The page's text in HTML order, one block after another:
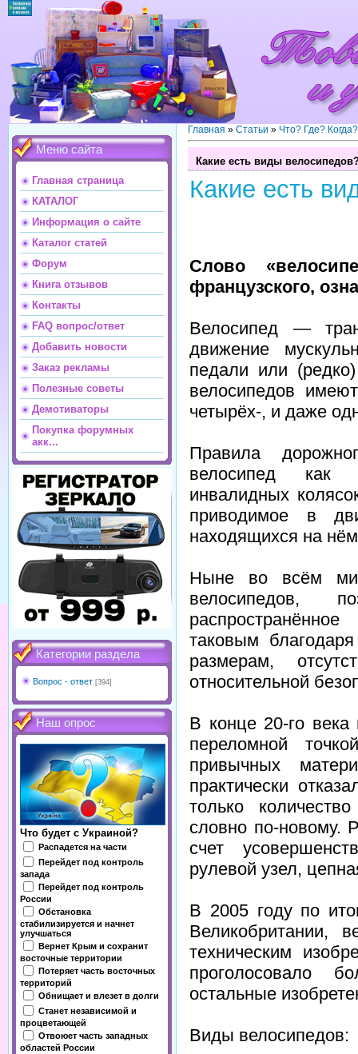
Меню сайта
Главная страница
КАТАЛОГ
Информация о сайте
Каталог статей
Форум
Книга отзывов
Контакты
FAQ вопрос/ответ
Добавить новости
Заказ рекламы
Полезные советы
Демотиваторы
Покупка форумных
акк...
Категории раздела
Вопрос - ответ [394]
Наш опрос
Что будет с Украиной?
Распадется на части
Перейдет под контроль
запада
Перейдет под контроль
России
Обстановка
стабилизируется и начнет
улучшаться
Вернет Крым и сохранит
восточные территории
Потеряет часть восточных
территорий
Обнищает и влезет в долги
Станет независимой и
процветающей
Отвоюет часть западных
областей России
Главная » Статьи » Что? Где?
Какие есть виды
Какие есть
Слово
французского,
Велосипед —
движение
педали или
велосипедов
четырёх-, и даже
Правила
велосипед как
инвалидных
приводимое в
находящихся на
Ныне во всём
велосипедов,
таковым
размерам,
относительной
В конце 20-го века
переломной
привычных
практически
только
словно по-новому.
счет
рулевой узел,
В 2005 году по
Великобритании,
техническим
проголосовало
остальные
Виды велосипедов: